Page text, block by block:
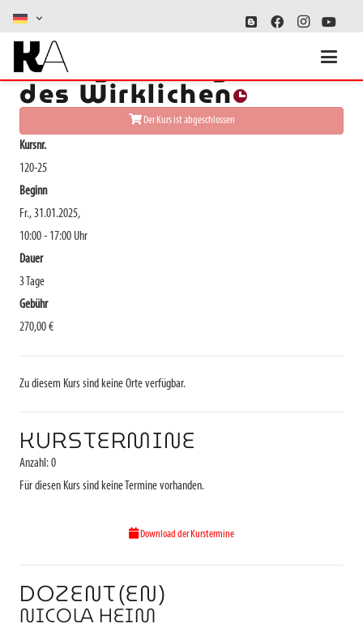
Collagen: Fragmente
des Wirklichen
Der Kurs ist abgeschlossen
Kursnr.
120-25
Beginn
Fr., 31.01.2025,
10:00 - 17:00 Uhr
Dauer
3 Tage
Gebühr
270,00 €
Zu diesem Kurs sind keine Orte verfügbar.
KURSTERMINE
Anzahl: 0
Für diesen Kurs sind keine Termine vorhanden.
Download der Kurstermine
DOZENT(EN)
NICOLA HEIM